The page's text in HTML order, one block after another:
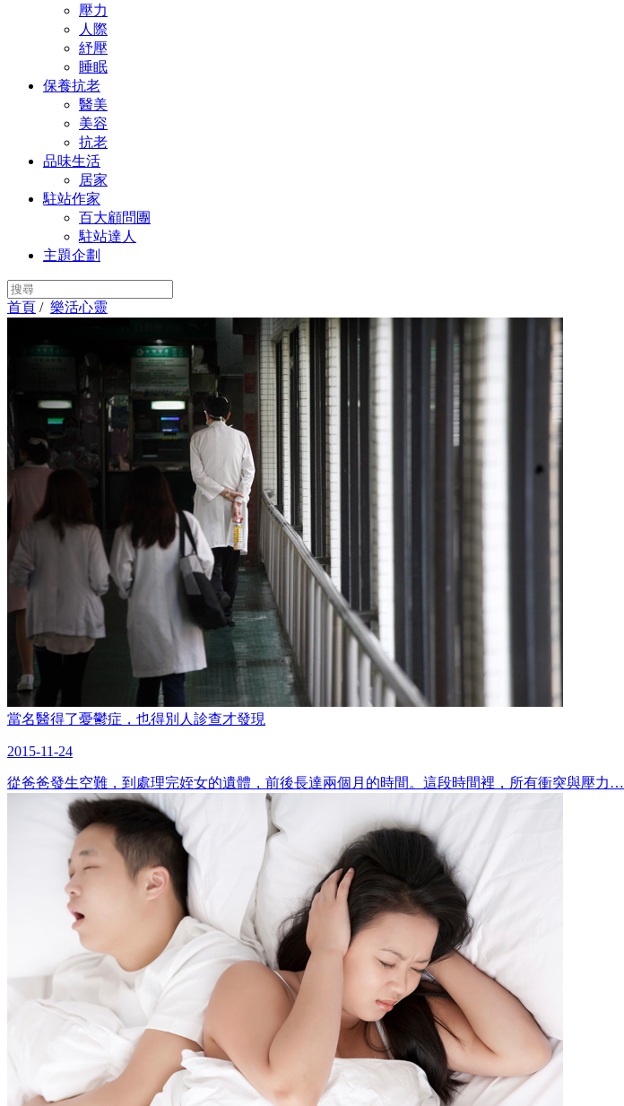
壓力
人際
紓壓
睡眠
保養抗老
醫美
美容
抗老
品味生活
居家
駐站作家
百大顧問團
駐站達人
主題企劃
首頁 / 樂活心靈
當名醫得了憂鬱症，也得別人診查才發現
2015-11-24
從爸爸發生空難，到處理完姪女的遺體，前後長達兩個月的時間。這段時間裡，所有衝突與壓力…